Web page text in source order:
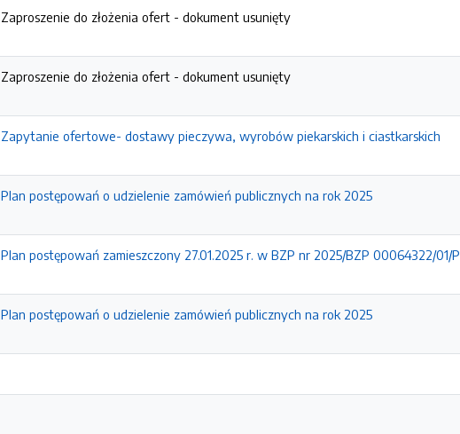
Zaproszenie do złożenia ofert - dokument usunięty
Zaproszenie do złożenia ofert - dokument usunięty
Zapytanie ofertowe- dostawy pieczywa, wyrobów piekarskich i ciastkarskich
Plan postępowań o udzielenie zamówień publicznych na rok 2025
Plan postępowań zamieszczony 27.01.2025 r. w BZP nr 2025/BZP 00064322/01/P
Plan postępowań o udzielenie zamówień publicznych na rok 2025